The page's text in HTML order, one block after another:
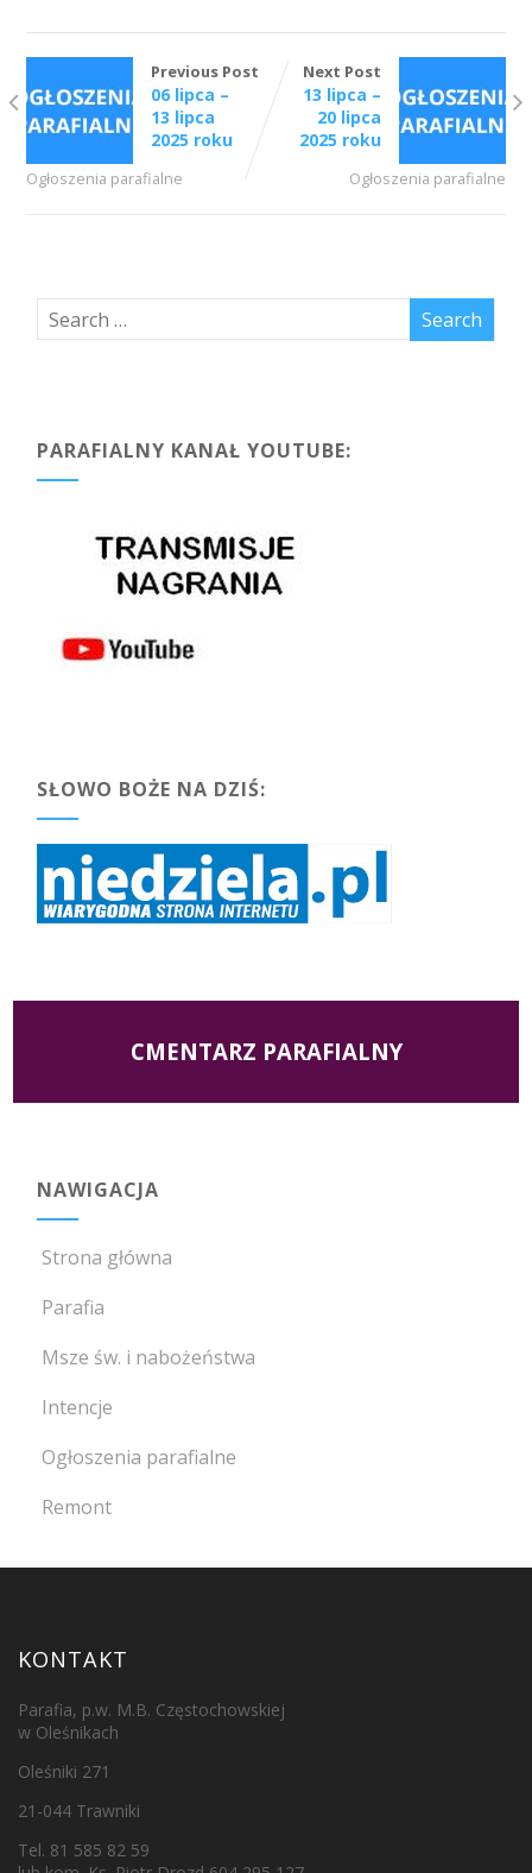
Previous Post
06 lipca –
13 lipca
2025 roku
Ogłoszenia parafialne
Next Post
13 lipca –
20 lipca
2025 roku
Ogłoszenia parafialne
PARAFIALNY KANAŁ YOUTUBE:
SŁOWO BOŻE NA DZIŚ:
CMENTARZ PARAFIALNY
NAWIGACJA
Strona główna
Parafia
Msze św. i nabożeństwa
Intencje
Ogłoszenia parafialne
Remont
KONTAKT
Parafia, p.w. M.B. Częstochowskiej
w Oleśnikach
Oleśniki 271
21-044 Trawniki
Tel. 81 585 82 59